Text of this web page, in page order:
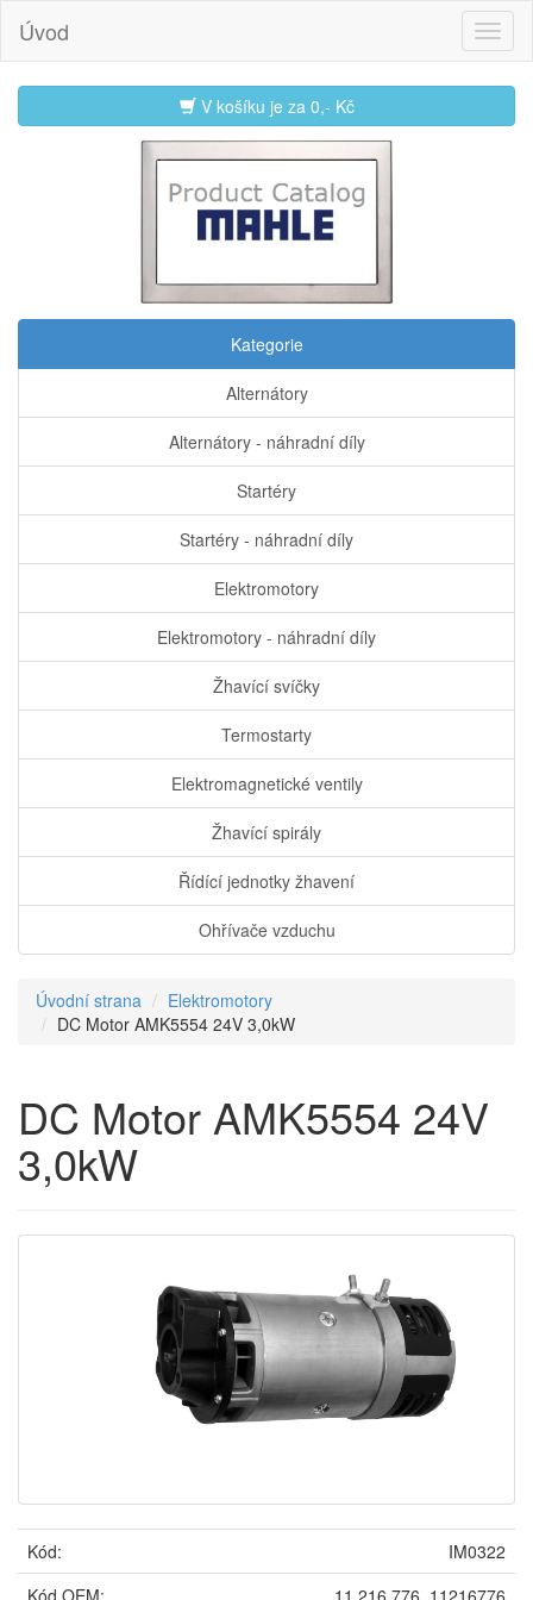
Úvod
V košíku je za 0,- Kč
Kategorie
Alternátory
Alternátory - náhradní díly
Startéry
Startéry - náhradní díly
Elektromotory
Elektromotory - náhradní díly
Žhavící svíčky
Termostarty
Elektromagnetické ventily
Žhavící spirály
Řídící jednotky žhavení
Ohřívače vzduchu
Úvodní strana
Elektromotory
DC Motor AMK5554 24V 3,0kW
DC Motor AMK5554 24V
3,0kW
Kód:
IM0322
Kód OEM:
11.216.776, 11216776